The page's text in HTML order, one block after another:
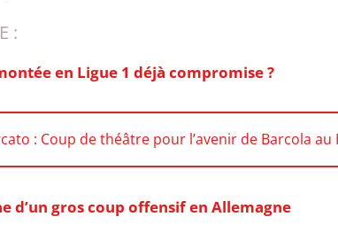
:
en Ligue 1 déjà compromise ?
: Coup de théâtre pour l’avenir de Barcola au
d’un gros coup offensif en Allemagne